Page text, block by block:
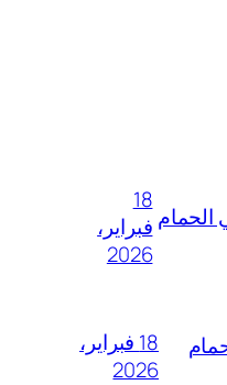
الحمام
18
فبراير،
2026
18 فبراير،
2026